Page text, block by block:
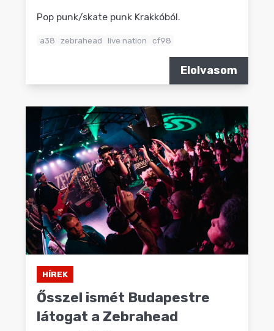
Pop punk/skate punk Krakkóból.
a38 zebrahead live nation cf98
Elolvasom
HÍREK
Ősszel ismét Budapestre
látogat a Zebrahead